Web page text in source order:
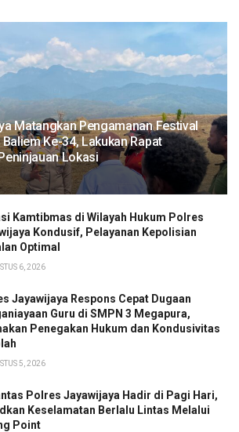
Matangkan Pengamanan Festival
Ke-34, Lakukan Rapat
Lokasi
Kamtibmas di Wilayah Hukum Polres
Kondusif, Pelayanan Kepolisian
Optimal
6, 2026
Jayawijaya Respons Cepat Dugaan
Guru di SMPN 3 Megapura,
Penegakan Hukum dan Kondusivitas
5, 2026
Polres Jayawijaya Hadir di Pagi Hari,
Keselamatan Berlalu Lintas Melalui
Point